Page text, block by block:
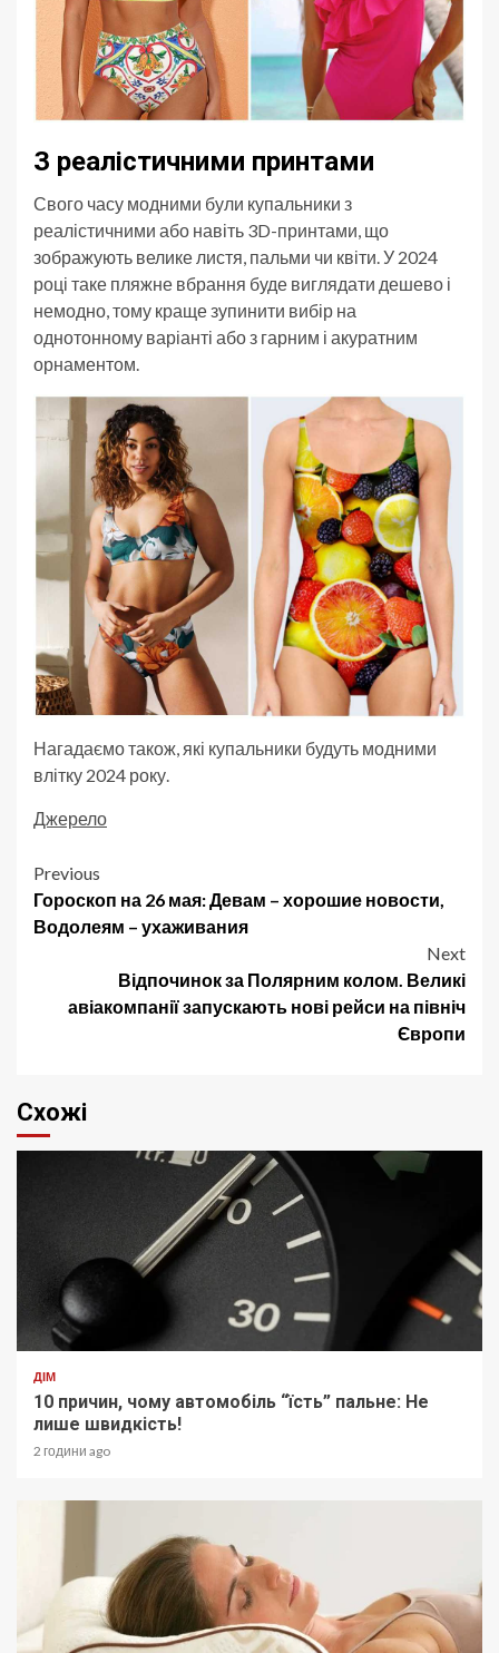
З реалістичними принтами
Свого часу модними були купальники з
реалістичними або навіть 3D-принтами, що
зображують велике листя, пальми чи квіти. У 2024
році таке пляжне вбрання буде виглядати дешево і
немодно, тому краще зупинити вибір на
однотонному варіанті або з гарним і акуратним
орнаментом.
Нагадаємо також, які купальники будуть модними
влітку 2024 року.
Джерело
Post
navigation
Previous
Гороскоп на 26 мая: Девам – хорошие новости,
Водолеям – ухаживания
Next
Відпочинок за Полярним колом. Великі
авіакомпанії запускають нові рейси на північ
Європи
Схожі
ДІМ
10 причин, чому автомобіль “їсть” пальне: Не
лише швидкість!
2 години ago